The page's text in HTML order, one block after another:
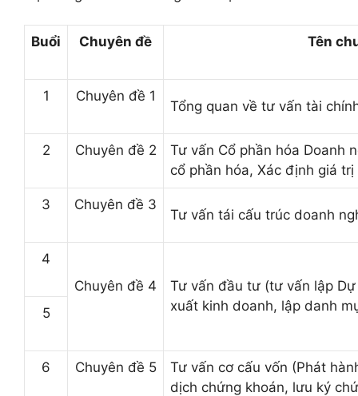
Buổi Chuyên đề Tên
1 Chuyên đề 1
Tổng quan về tư vấn tài
2 Chuyên đề 2
Tư vấn Cổ phần hóa Doanh
cổ phần hóa, Xác định giá
3 Chuyên đề 3
Tư vấn tái cấu trúc doanh
4
Chuyên đề 4
Tư vấn đầu tư (tư vấn lập
xuất kinh doanh, lập danh
5
6 Chuyên đề 5
Tư vấn cơ cấu vốn (Phát
dịch chứng khoán, lưu ký